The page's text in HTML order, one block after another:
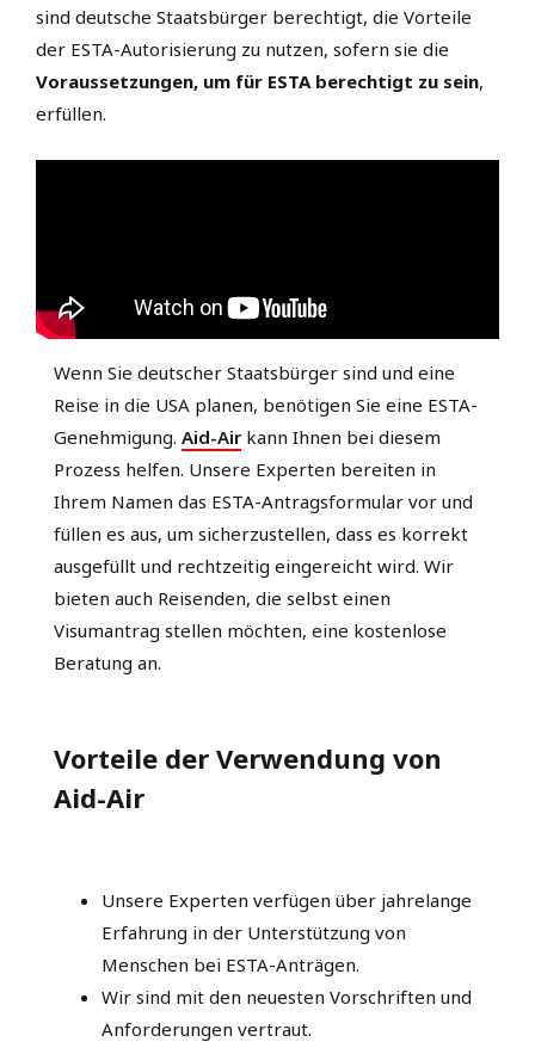
sind deutsche Staatsbürger berechtigt, die Vorteile
der ESTA-Autorisierung zu nutzen, sofern sie die
Voraussetzungen, um für ESTA berechtigt zu sein,
erfüllen.
Wenn Sie deutscher Staatsbürger sind und eine
Reise in die USA planen, benötigen Sie eine ESTA-
Genehmigung. Aid-Airkann Ihnen bei diesem
Prozess helfen. Unsere Experten bereiten in
Ihrem Namen das ESTA-Antragsformular vor und
füllen es aus, um sicherzustellen, dass es korrekt
ausgefüllt und rechtzeitig eingereicht wird. Wir
bieten auch Reisenden, die selbst einen
Visumantrag stellen möchten, eine kostenlose
Beratung an.
Vorteile der Verwendung von
Aid-Air
Unsere Experten verfügen über jahrelange
Erfahrung in der Unterstützung von
Menschen bei ESTA-Anträgen.
Wir sind mit den neuesten Vorschriften und
Anforderungen vertraut.